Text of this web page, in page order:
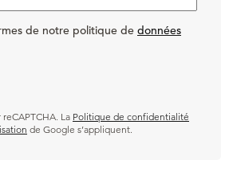
de notre politique de données
La Politique de confidentialité
de Google s’appliquent.